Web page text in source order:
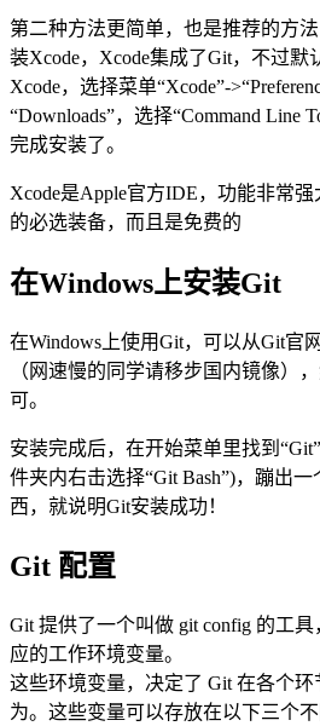
第二种方法更简单，也是推荐的方
装Xcode，Xcode集成了Git，不过
Xcode，选择菜单“Xcode”-
“Downloads”，选择“Command Line
完成安装了。
Xcode是Apple官方IDE，功能非常
的必选装备，而且是免费的
在Windows上安装Git
在Windows上使用Git，可以从Git官
（网速慢的同学请移步国内镜像）
可。
安装完成后，在开始菜单里找到
件夹内右击选择“Git Bash”)，蹦出
西，就说明Git安装成功！
Git 配置
Git 提供了一个叫做 git config 的工
应的工作环境变量。
这些环境变量，决定了 Git 在各个
为。这些变量可以存放在以下三个不